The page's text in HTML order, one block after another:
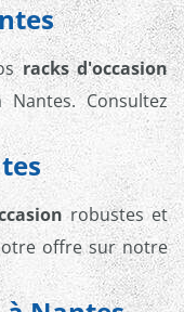
racks d'occasion
Consultez
robustes et
offre sur notre